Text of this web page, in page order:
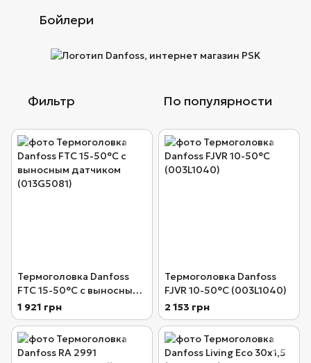
Бойлери
Фильтр По популярности
Термоголовка Danfoss
FTC 15-50°С с выносным
датчиком (013G5081)
1 921 грн
Термоголовка Danfoss
FJVR 10-50°С (003L1040)
2 153 грн